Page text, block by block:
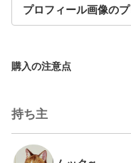
プロフィール画像の
購入の注意点
持ち主